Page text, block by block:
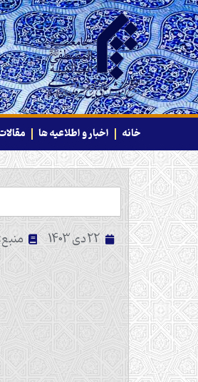
خانه اخبار و اطلاعیه ها
22 دی 1403